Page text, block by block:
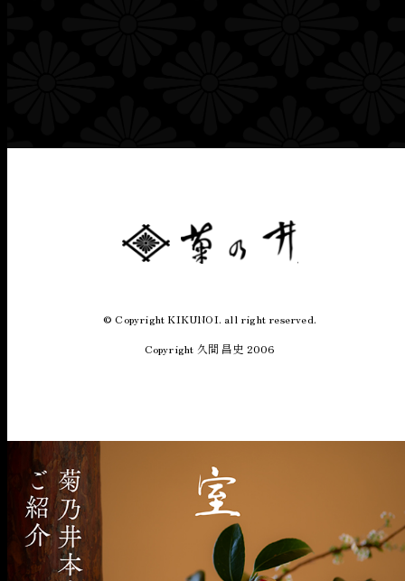
© Copyright KIKUNOI. all right reserved.
Copyright 久間 昌史 2006